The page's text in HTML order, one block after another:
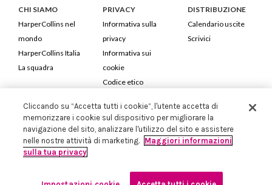
CHI SIAMO
HarperCollins nel
mondo
HarperCollins Italia
La squadra
PRIVACY
Informativa sulla
privacy
Informativa sui
cookie
Codice etico
DISTRIBUZIONE
Calendario uscite
Scrivici
HarperCollins Italia S.p.A. Viale Monte Nero, 84 - 20135 Milano
Cod. Fiscale e P.IVA 05946780151 - Capitale Sociale 258.250 €
Iscritta in Milano al Registro delle imprese nr.198004 e REA nr.1051898
Cliccando su “Accetta tutti i cookie”, l'utente accetta di
memorizzare i cookie sul dispositivo per migliorare la
navigazione del sito, analizzare l'utilizzo del sito e assistere
nelle nostre attività di marketing. Maggiori informazioni
sulla tua privacy